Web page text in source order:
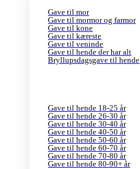
Gave til mor
Gave til mormor og farmor
Gave til kone
Gave til kæreste
Gave til veninde
Gave til hende der har alt
Bryllupsdagsgave til hende
Gave til hende 18-25 år
Gave til hende 26-30 år
Gave til hende 30-40 år
Gave til hende 40-50 år
Gave til hende 50-60 år
Gave til hende 60-70 år
Gave til hende 70-80 år
Gave til hende 80-90+ år